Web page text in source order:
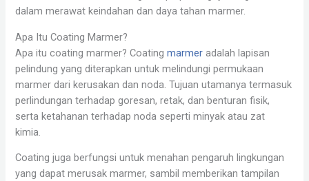
dalam merawat keindahan dan daya tahan marmer.
Apa Itu Coating Marmer?
Apa itu coating marmer? Coatingmarmer adalah lapisan
pelindung yang diterapkan untuk melindungi permukaan
marmer dari kerusakan dan noda. Tujuan utamanya termasuk
perlindungan terhadap goresan, retak, dan benturan fisik,
serta ketahanan terhadap noda seperti minyak atau zat
kimia.
Coating juga berfungsi untuk menahan pengaruh lingkungan
yang dapat merusak marmer, sambil memberikan tampilan